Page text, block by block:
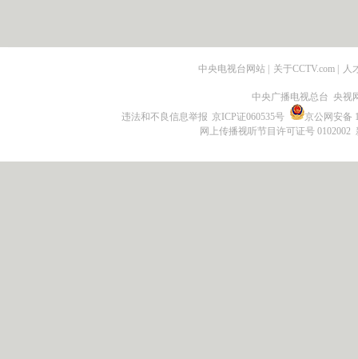
中央电视台网站 | 关于CCTV.com | 人
中央广播电视总台 央视
违法和不良信息举报 京ICP证060535号
京公网安备
网上传播视听节目许可证号 0102002